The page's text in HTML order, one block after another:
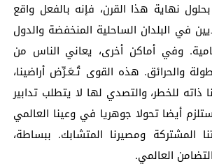
نهاية هذا القرن، فإنه بالفعل واقع
في البلدان الساحلية المنخفضة والدول
وفي أماكن أخرى، يعاني الناس من
والحرائق. هذه القوى تُـعَـرِّض أراضينا،
ذاته للخطر، والتصدي لها لا يتطلب تدابير
أيضا تحولا جوهريا في وعينا العالمي
المشتركة ومصيرنا المتشابك. ببساطة،
العالمي.